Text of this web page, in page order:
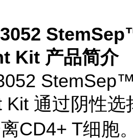
Kit 产品简介
Kit 通过阴性
CD4+ T细胞